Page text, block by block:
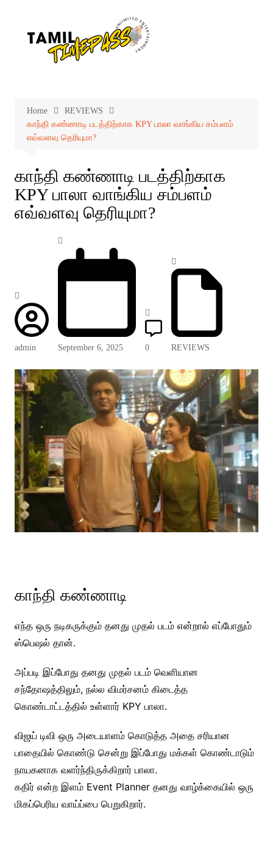
Home
REVIEWS
காந்தி கண்ணாடி படத்திற்காக KPY பாலா வாங்கிய சம்பளம்
எவ்வளவு தெரியுமா?
காந்தி கண்ணாடி படத்திற்காக
KPY பாலா வாங்கிய சம்பளம்
எவ்வளவு தெரியுமா?
admin September 6, 2025 0 REVIEWS
காந்தி கண்ணாடி
எந்த ஒரு நடிகருக்கும் தனது முதல் படம் என்றால் எப்போதும்
ஸ்பெஷல் தான்.
அப்படி இப்போது தனது முதல் படம் வெளியான
சந்தோஷத்திலும், நல்ல விமர்சனம் கிடைத்த
கொண்டாட்டத்தில் உள்ளார் KPY பாலா.
விஜய் டிவி ஒரு அடையாளம் கொடுத்த அதை சரியான
பாதையில் கொண்டு சென்று இப்போது மக்கள் கொண்டாடும்
நாயகனாக வளர்ந்திருக்கிறார் பாலா.
கதிர் என்ற இளம் Event Planner தனது வாழ்க்கையில் ஒரு
மிகப்பெரிய வாய்ப்பை பெறுகிறார்.